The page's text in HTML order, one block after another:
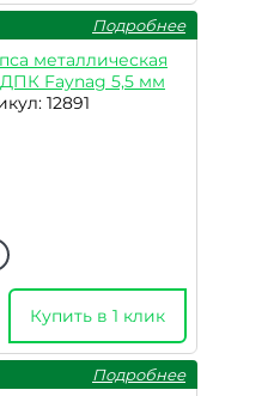
Подробнее
металлическая
Faynag 5,5 мм
12891
Купить в 1 клик
Подробнее